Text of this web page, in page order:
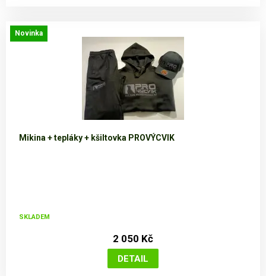
Novinka
Mikina + tepláky + kšiltovka PROVÝCVIK
SKLADEM
2 050 Kč